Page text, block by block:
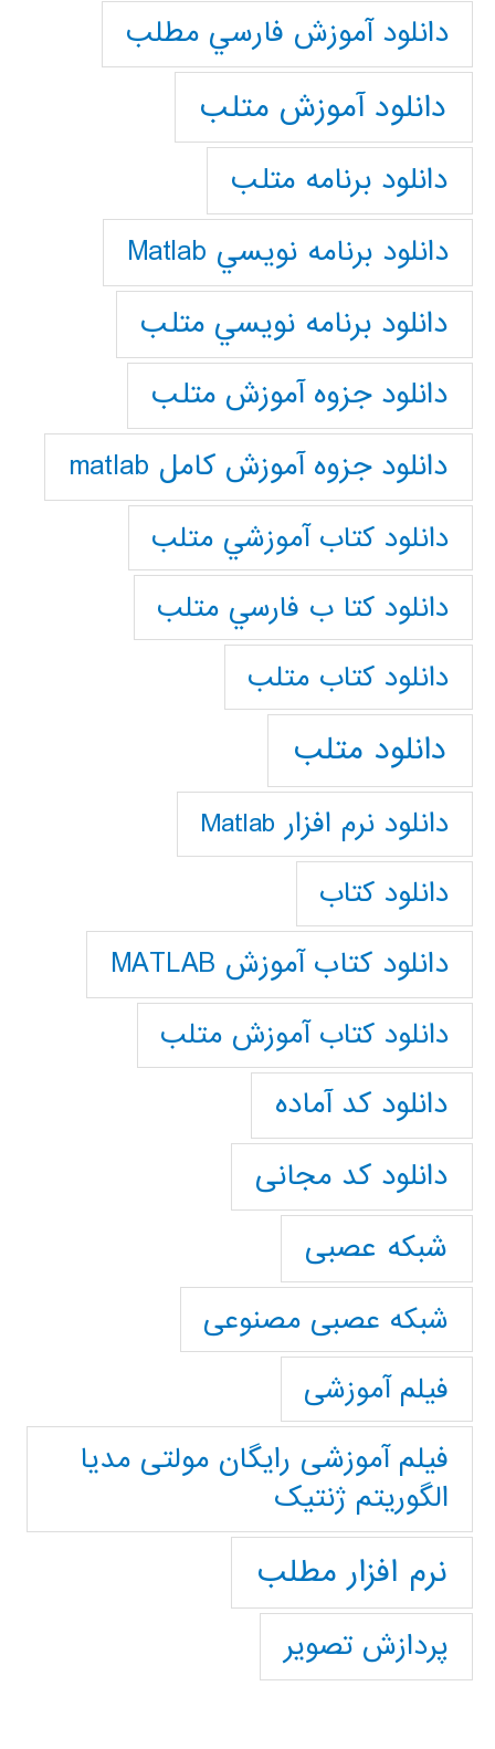
دانلود آموزش فارسي مطلب
دانلود آموزش متلب
دانلود برنامه متلب
دانلود برنامه نويسي Matlab
دانلود برنامه نويسي متلب
دانلود جزوه آموزش متلب
دانلود جزوه آموزش کامل matlab
دانلود كتاب آموزشي متلب
دانلود كتا ب فارسي متلب
دانلود كتاب متلب
دانلود متلب
دانلود نرم افزار Matlab
دانلود کتاب
دانلود کتاب آموزش MATLAB
دانلود کتاب آموزش متلب
دانلود کد آماده
دانلود کد مجانی
شبکه عصبی
شبکه عصبی مصنوعی
فیلم آموزشی
فیلم آموزشی رایگان مولتی مدیا
الگوریتم ژنتیک
نرم افزار مطلب
پردازش تصویر